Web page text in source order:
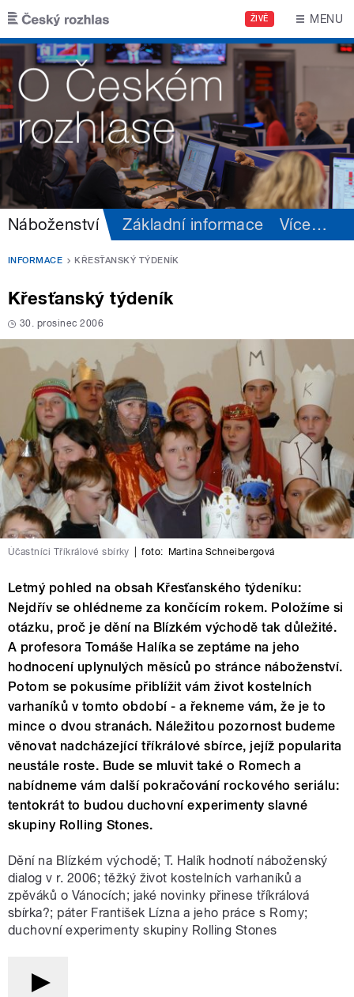
Přejít k hlavnímu obsahu
ŽIVĚ MENU
Náboženství Základní informace Více…
INFORMACE KŘESŤANSKÝ TÝDENÍK
Křesťanský týdeník
30. prosinec 2006
Účastníci Tříkrálové sbírky foto: Martina Schneibergová
Letmý pohled na obsah Křesťanského týdeníku:
Nejdřív se ohlédneme za končícím rokem. Položíme si
otázku, proč je dění na Blízkém východě tak důležité.
A profesora Tomáše Halíka se zeptáme na jeho
hodnocení uplynulých měsíců po stránce náboženství.
Potom se pokusíme přiblížit vám život kostelních
varhaníků v tomto období - a řekneme vám, že je to
mince o dvou stranách. Náležitou pozornost budeme
věnovat nadcházející tříkrálové sbírce, jejíž popularita
neustále roste. Bude se mluvit také o Romech a
nabídneme vám další pokračování rockového seriálu:
tentokrát to budou duchovní experimenty slavné
skupiny Rolling Stones.
Dění na Blízkém východě; T. Halík hodnotí náboženský
dialog v r. 2006; těžký život kostelních varhaníků a
zpěváků o Vánocích; jaké novinky přinese tříkrálová
sbírka?; páter František Lízna a jeho práce s Romy;
duchovní experimenty skupiny Rolling Stones